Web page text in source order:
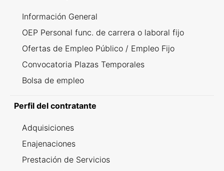
Información General
OEP Personal func. de carrera o laboral fijo
Ofertas de Empleo Público / Empleo Fijo
Convocatoria Plazas Temporales
Bolsa de empleo
Perfil del contratante
Adquisiciones
Enajenaciones
Prestación de Servicios